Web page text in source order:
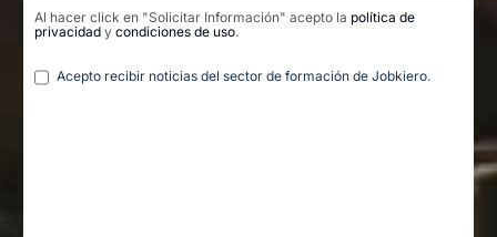
Al hacer click en "Solicitar Información" acepto la política de
privacidad y condiciones de uso.
Legal
Acepto recibir noticias del sector de formación de Jobkiero.